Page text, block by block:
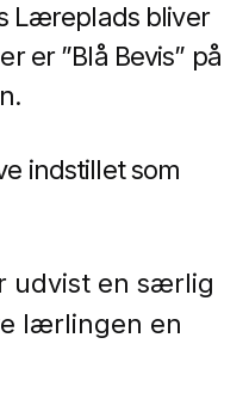
Læreplads bliver
er ”Blå Bevis” på
indstillet som
udvist en særlig
lærlingen en